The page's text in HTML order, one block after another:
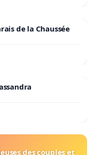
de la Chaussée
des couples et